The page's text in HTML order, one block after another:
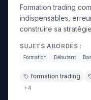
Formation trading
indispensables,
construire sa
SUJETS ABORDÉS :
Formation Débutant
formation trading
+4